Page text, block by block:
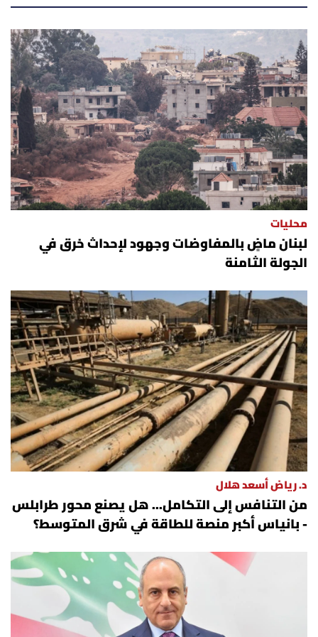
أسرار
متفرقات
نداء القرّاء
خاص الموقع
كتّابنا
تحت المجهر
آراء
اقتصاد
العالم
الصحافة الإسرائيلية
ثقافة وفنون
فصل من كتاب
اقرأ تضحك
كاميرا
محليات
لبنان ماضٍ بالمفاوضات وجهود لإحداث خرق في
الجولة الثامنة
د. رياض أسعد هلال
من التنافس إلى التكامل... هل يصنع محور طرابلس
- بانياس أكبر منصة للطاقة في شرق المتوسط؟